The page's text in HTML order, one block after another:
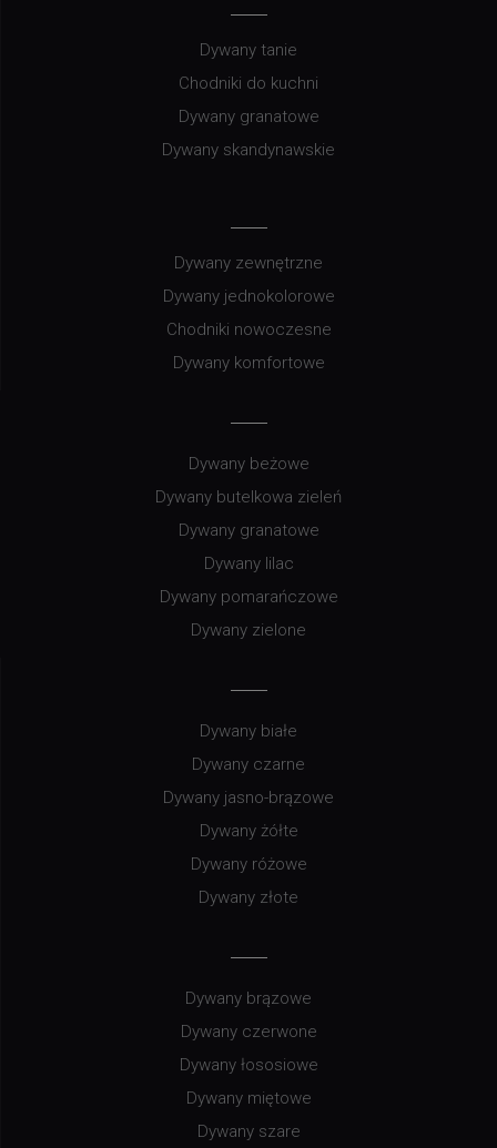
Dywany tanie
Chodniki do kuchni
Dywany granatowe
Dywany skandynawskie
Dywany zewnętrzne
Dywany jednokolorowe
Chodniki nowoczesne
Dywany komfortowe
Dywany beżowe
Dywany butelkowa zieleń
Dywany granatowe
Dywany lilac
Dywany pomarańczowe
Dywany zielone
Dywany białe
Dywany czarne
Dywany jasno-brązowe
Dywany żółte
Dywany różowe
Dywany złote
Dywany brązowe
Dywany czerwone
Dywany łososiowe
Dywany miętowe
Dywany szare